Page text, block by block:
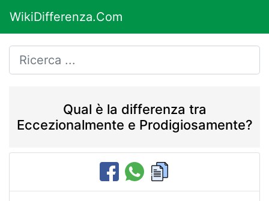
WikiDifferenza.Com
Qual è la differenza tra
Eccezionalmente e Prodigiosamente?